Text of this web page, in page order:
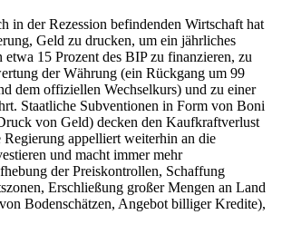
in der Rezession befindenden Wirtschaft hat
Geld zu drucken, um ein jährliches
15 Prozent des BIP zu finanzieren, zu
der Währung (ein Rückgang um 99
dem offiziellen Wechselkurs) und zu einer
Staatliche Subventionen in Form von Boni
von Geld) decken den Kaufkraftverlust
appelliert weiterhin an die
und macht immer mehr
der Preiskontrollen, Schaffung
Erschließung großer Mengen an Land
Bodenschätzen, Angebot billiger Kredite),